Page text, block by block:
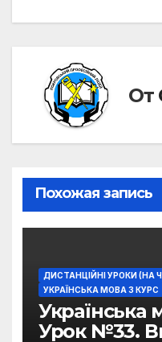
От
Похожая запись
ДИСТАНЦІЙНІ УРОКИ (НА
УКРАЇНСЬКА МОВА 3 КУРС
Українська
Урок №33.